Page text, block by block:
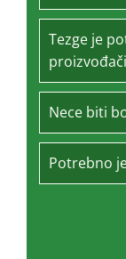
Tezge je
Nece biti
Potrebno